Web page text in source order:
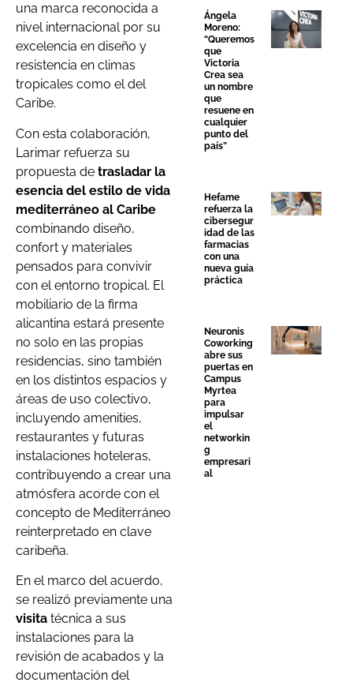
una marca reconocida a
nivel internacional por su
excelencia en diseño y
resistencia en climas
tropicales como el del
Caribe.
Con esta colaboración,
Larimar refuerza su
propuesta de trasladar la
esencia del estilo de vida
mediterráneo al Caribe
combinando diseño,
confort y materiales
pensados para convivir
con el entorno tropical. El
mobiliario de la firma
alicantina estará presente
no solo en las propias
residencias, sino también
en los distintos espacios y
áreas de uso colectivo,
incluyendo amenities,
restaurantes y futuras
instalaciones hoteleras,
contribuyendo a crear una
atmósfera acorde con el
concepto de Mediterráneo
reinterpretado en clave
caribeña.
En el marco del acuerdo,
se realizó previamente una
visita técnica a sus
instalaciones para la
revisión de acabados y la
documentación del
Ángela
Moreno:
“Queremos
que
Victoria
Crea sea
un nombre
que
resuene en
cualquier
punto del
país”
Hefame
refuerza la
cibersegur
idad de las
farmacias
con una
nueva guía
práctica
Neuronis
Coworking
abre sus
puertas en
Campus
Myrtea
para
impulsar
el
networkin
g
empresari
al